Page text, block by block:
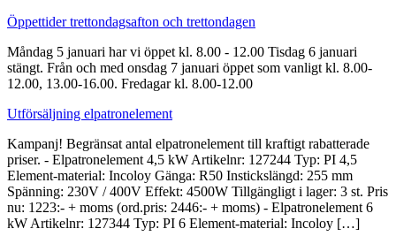
Öppettider trettondagsafton och trettondagen
Måndag 5 januari har vi öppet kl. 8.00 - 12.00 Tisdag 6 januari
stängt. Från och med onsdag 7 januari öppet som vanligt kl. 8.00-
12.00, 13.00-16.00. Fredagar kl. 8.00-12.00
Utförsäljning elpatronelement
Kampanj! Begränsat antal elpatronelement till kraftigt rabatterade
priser. - Elpatronelement 4,5 kW Artikelnr: 127244 Typ: PI 4,5
Element-material: Incoloy Gänga: R50 Instickslängd: 255 mm
Spänning: 230V / 400V Effekt: 4500W Tillgängligt i lager: 3 st. Pris
nu: 1223:- + moms (ord.pris: 2446:- + moms) - Elpatronelement 6
kW Artikelnr: 127344 Typ: PI 6 Element-material: Incoloy […]